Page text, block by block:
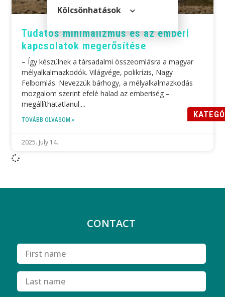
Tudatos minimalizmus és az emberi
kapcsolatok megerősítése
– Így készülnek a társadalmi összeomlásra a magyar
mélyalkalmazkodók. Világvége, polikrízis, Nagy
Felbomlás. Nevezzük bárhogy, a mélyalkalmazkodás
mozgalom szerint efelé halad az emberiség –
megállíthatatlanul.
TOVÁBB OLVASOM »
2025. July 14.
CONTACT
Kölcsön­hatások